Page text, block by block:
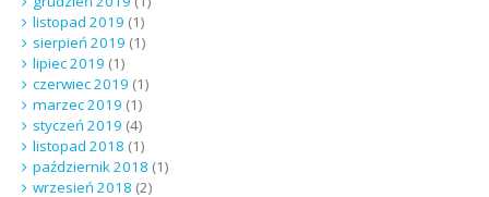
listopad 2019 (1)
sierpień 2019 (1)
lipiec 2019 (1)
czerwiec 2019 (1)
marzec 2019 (1)
styczeń 2019 (4)
listopad 2018 (1)
październik 2018 (1)
wrzesień 2018 (2)